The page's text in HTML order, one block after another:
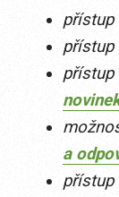
přístup
přístup
přístup
a
přístup